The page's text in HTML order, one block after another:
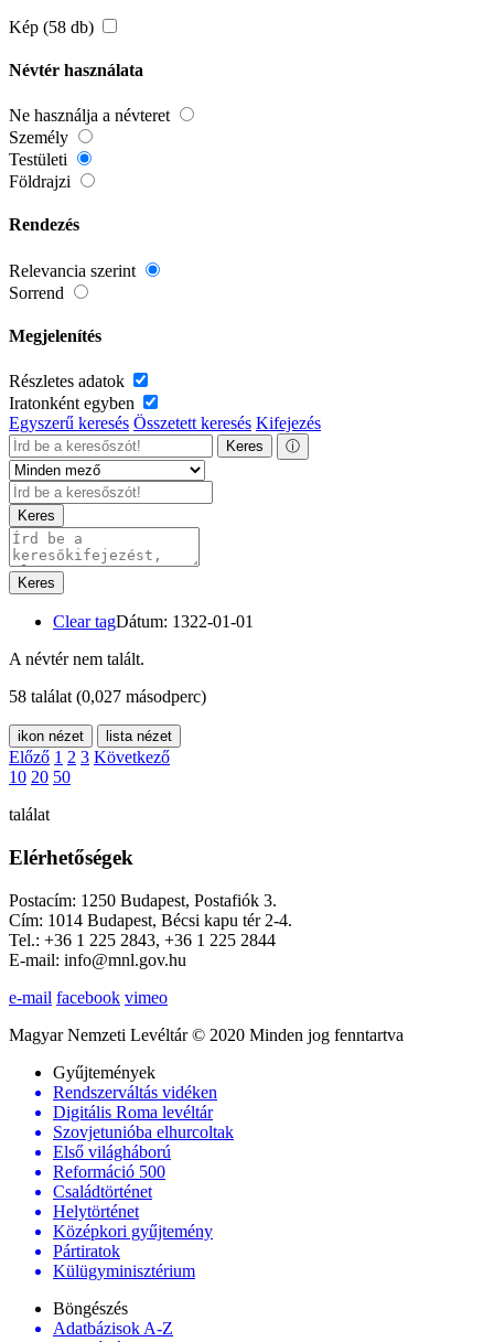
Kép (58 db)
Névtér használata
Ne használja a névteret
Személy
Testületi
Földrajzi
Rendezés
Relevancia szerint
Sorrend
Megjelenítés
Részletes adatok
Iratonként egyben
Egyszerű keresés Összetett keresés Kifejezés
Keres ⓘ
Keres
Keres
Clear tagDátum: 1322-01-01
A névtér nem talált.
58 találat (0,027 másodperc)
ikon nézet lista nézet
Előző 1 2 3 Következő
10 20 50
találat
Elérhetőségek
Postacím: 1250 Budapest, Postafiók 3.
Cím: 1014 Budapest, Bécsi kapu tér 2-4.
Tel.: +36 1 225 2843, +36 1 225 2844
E-mail: info@mnl.gov.hu
e-mail facebook vimeo
Magyar Nemzeti Levéltár © 2020 Minden jog fenntartva
Gyűjtemények
Rendszerváltás vidéken
Digitális Roma levéltár
Szovjetunióba elhurcoltak
Első világháború
Reformáció 500
Családtörténet
Helytörténet
Középkori gyűjtemény
Pártiratok
Külügyminisztérium
Böngészés
Adatbázisok A-Z